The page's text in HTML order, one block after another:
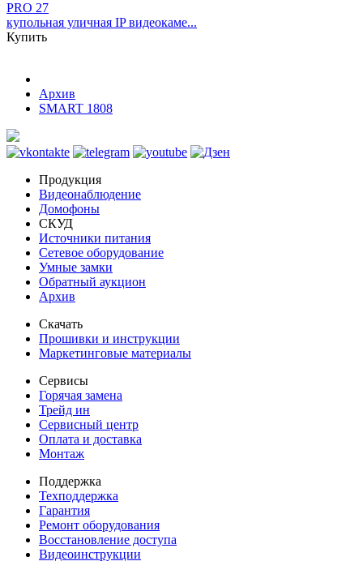
PRO 27
купольная уличная IP видеокаме...
Купить
Архив
SMART 1808
Продукция
Видеонаблюдение
Домофоны
СКУД
Источники питания
Сетевое оборудование
Умные замки
Обратный аукцион
Архив
Скачать
Прошивки и инструкции
Маркетинговые материалы
Сервисы
Горячая замена
Трейд ин
Сервисный центр
Оплата и доставка
Монтаж
Поддержка
Техподдержка
Гарантия
Ремонт оборудования
Восстановление доступа
Видеоинструкции